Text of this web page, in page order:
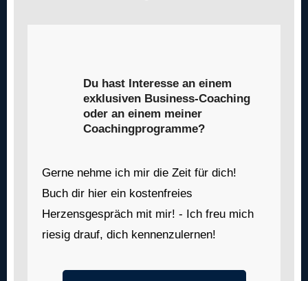
Du hast Interesse an einem
exklusiven Business-Coaching
oder an einem meiner
Coachingprogramme?
Gerne nehme ich mir die Zeit für dich!
Buch dir hier ein kostenfreies
Herzensgespräch mit mir! - Ich freu mich
riesig drauf, dich kennenzulernen!